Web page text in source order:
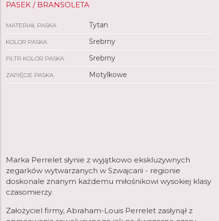
PASEK / BRANSOLETA
MATERIAŁ PASKA Tytan
KOLOR PASKA Srebrny
FILTR KOLOR PASKA Srebrny
ZAPIĘCIE PASKA Motylkowe
Marka Perrelet słynie z wyjątkowo ekskluzywnych
zegarków wytwarzanych w Szwajcarii - regionie
doskonale znanym każdemu miłośnikowi wysokiej klasy
czasomierzy.
Założyciel firmy, Abraham-Louis Perrelet zasłynął z